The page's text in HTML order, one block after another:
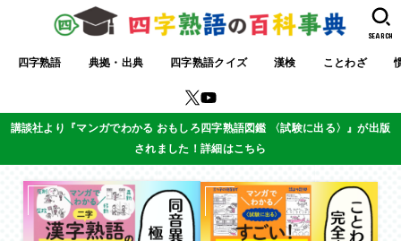
四字熟語 典拠・出典 四字熟語クイズ 漢検 ことわざ
SEARCH
講談社より『マンガでわかる おもしろ四字熟語図鑑 〈試験に出る〉』が出版
されました！詳細はこちら